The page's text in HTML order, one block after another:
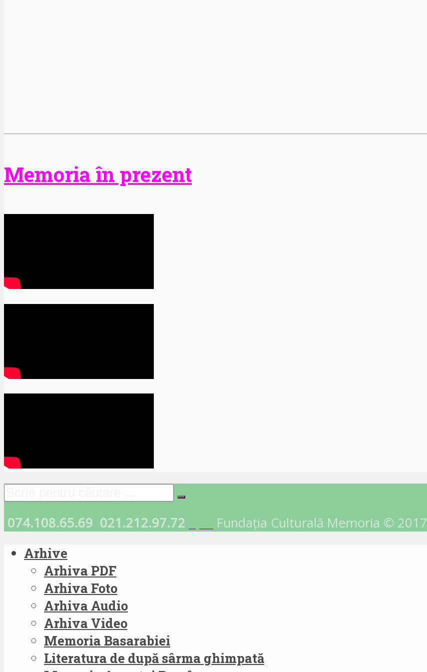
Memoria în prezent
074.108.65.69 021.212.97.72 Fundația Culturală Memoria © 2017
Arhive
Arhiva PDF
Arhiva Foto
Arhiva Audio
Arhiva Video
Memoria Basarabiei
Literatura de după sârma ghimpată